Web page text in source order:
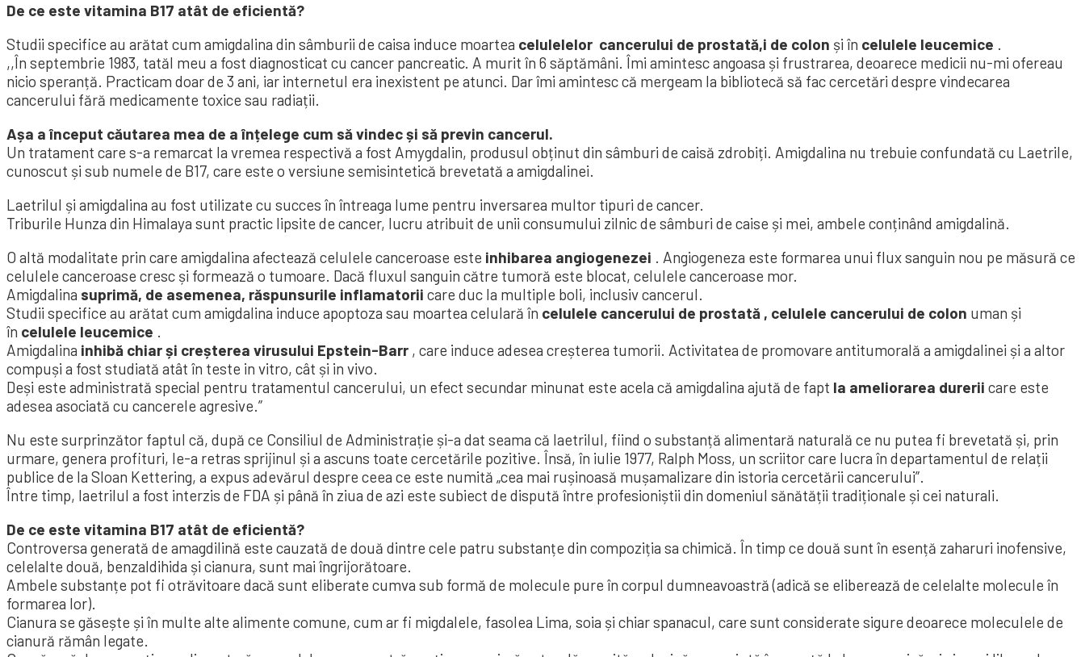
De ce este vitamina B17 atât de eficientă?
Studii specifice au arătat cum amigdalina din sâmburii de caisa induce moartea celulelelor cancerului de prostată,i de colon și în celulele leucemice .
,,În septembrie 1983, tatăl meu a fost diagnosticat cu cancer pancreatic. A murit în 6 săptămâni. Îmi amintesc angoasa și frustrarea, deoarece medicii nu-mi ofereau
nicio speranță. Practicam doar de 3 ani, iar internetul era inexistent pe atunci. Dar îmi amintesc că mergeam la bibliotecă să fac cercetări despre vindecarea
cancerului fără medicamente toxice sau radiații.
Așa a început căutarea mea de a înțelege cum să vindec și să previn cancerul.
Un tratament care s-a remarcat la vremea respectivă a fost Amygdalin, produsul obținut din sâmburi de caisă zdrobiți. Amigdalina nu trebuie confundată cu Laetrile,
cunoscut și sub numele de B17, care este o versiune semisintetică brevetată a amigdalinei.
Laetrilul și amigdalina au fost utilizate cu succes în întreaga lume pentru inversarea multor tipuri de cancer.
Triburile Hunza din Himalaya sunt practic lipsite de cancer, lucru atribuit de unii consumului zilnic de sâmburi de caise și mei, ambele conținând amigdalină.
O altă modalitate prin care amigdalina afectează celulele canceroase este inhibarea angiogenezei . Angiogeneza este formarea unui flux sanguin nou pe măsură ce
celulele canceroase cresc și formează o tumoare. Dacă fluxul sanguin către tumoră este blocat, celulele canceroase mor.
Amigdalina suprimă, de asemenea, răspunsurile inflamatorii care duc la multiple boli, inclusiv cancerul.
Studii specifice au arătat cum amigdalina induce apoptoza sau moartea celulară în celulele cancerului de prostată , celulele cancerului de colon uman și
în celulele leucemice .
Amigdalina inhibă chiar și creșterea virusului Epstein-Barr , care induce adesea creșterea tumorii. Activitatea de promovare antitumorală a amigdalinei și a altor
compuși a fost studiată atât în ​​teste in vitro, cât și in vivo.
Deși este administrată special pentru tratamentul cancerului, un efect secundar minunat este acela că amigdalina ajută de fapt la ameliorarea durerii care este
adesea asociată cu cancerele agresive.”
Nu este surprinzător faptul că, după ce Consiliul de Administrație și-a dat seama că laetrilul, fiind o substanță alimentară naturală ce nu putea fi brevetată și, prin
urmare, genera profituri, le-a retras sprijinul și a ascuns toate cercetările pozitive. Însă, în iulie 1977, Ralph Moss, un scriitor care lucra în departamentul de relații
publice de la Sloan Kettering, a expus adevărul despre ceea ce este numită „cea mai rușinoasă mușamalizare din istoria cercetării cancerului”.
Între timp, laetrilul a fost interzis de FDA și până în ziua de azi este subiect de dispută între profesioniștii din domeniul sănătății tradiționale și cei naturali.
De ce este vitamina B17 atât de eficientă?
Controversa generată de amagdilină este cauzată de două dintre cele patru substanțe din compoziția sa chimică. În timp ce două sunt în esență zaharuri inofensive,
celelalte două, benzaldihida și cianura, sunt mai îngrijorătoare.
Ambele substanțe pot fi otrăvitoare dacă sunt eliberate cumva sub formă de molecule pure în corpul dumneavoastră (adică se eliberează de celelalte molecule în
formarea lor).
Cianura se găsește și în multe alte alimente comune, cum ar fi migdalele, fasolea Lima, soia și chiar spanacul, care sunt considerate sigure deoarece moleculele de
cianură rămân legate.